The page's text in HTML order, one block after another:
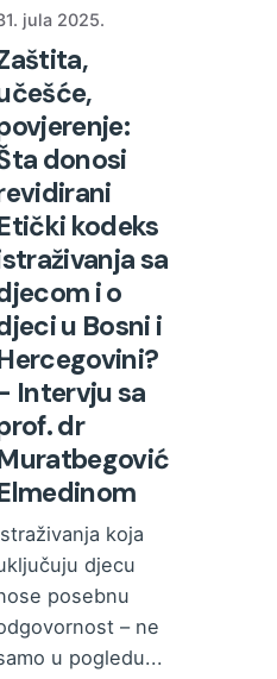
jula 2025.
donosi
kodeks
sa
i o
u Bosni i
Intervju sa
dr
koja
djecu
posebnu
– ne
u pogledu...